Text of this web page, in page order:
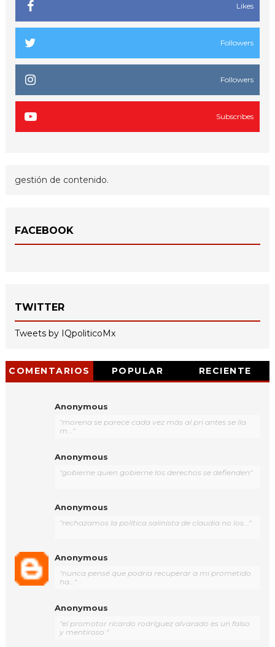
Likes
Followers
Followers
Subscribes
gestión de contenido.
FACEBOOK
TWITTER
Tweets by IQpoliticoMx
COMENTARIOS POPULAR RECIENTE
Anonymous
"morena se parece cada vez más al pri antes se lla
m..."
Anonymous
"gobierne quien gobierne los derechos se defienden"
Anonymous
"rechazamos la política salinista de claudia no los..."
Anonymous
"nunca pensé que podría recuperar a mi prometido
ha..."
Anonymous
"el promotor ricardo rodríguez alvarado es un falso
y mentiroso "